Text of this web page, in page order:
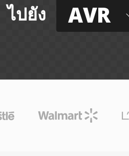
ไปยัง AVR